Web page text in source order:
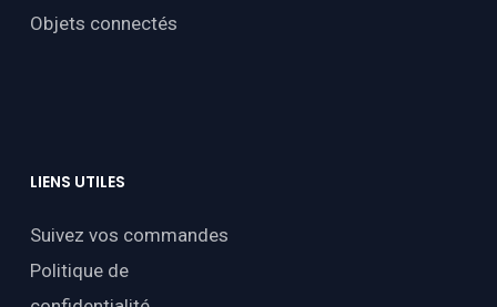
Objets connectés
LIENS UTILES
Suivez vos commandes
Politique de